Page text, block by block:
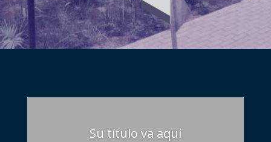
Su título va aquí